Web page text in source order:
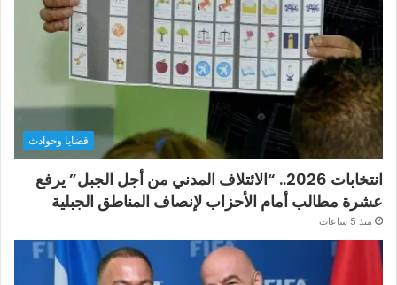
قضايا وحوادث
انتخابات 2026.. “الائتلاف المدني من أجل الجبل” يرفع
عشرة مطالب أمام الأحزاب لإنصاف المناطق الجبلية
منذ 5 ساعات